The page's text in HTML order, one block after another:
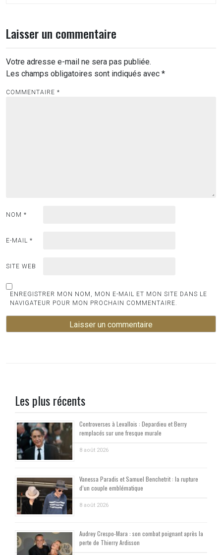
Laisser un commentaire
Votre adresse e-mail ne sera pas publiée.
Les champs obligatoires sont indiqués avec *
COMMENTAIRE *
NOM *
E-MAIL *
SITE WEB
ENREGISTRER MON NOM, MON E-MAIL ET MON SITE DANS LE
NAVIGATEUR POUR MON PROCHAIN COMMENTAIRE.
Les plus récents
Controverses à Levallois : Depardieu et Berry
remplacés sur une fresque murale
8 août 2026
Vanessa Paradis et Samuel Benchetrit : la rupture
d’un couple emblématique
8 août 2026
Audrey Crespo-Mara : son combat poignant après la
perte de Thierry Ardisson